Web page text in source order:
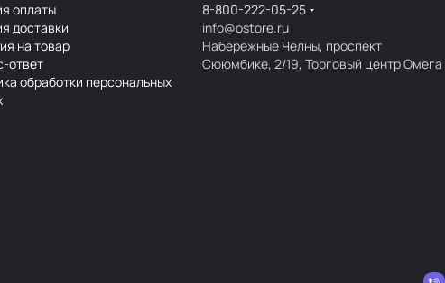
оплаты
доставки
на товар
ответ
обработки персональных
8-800-222-05-25
info@ostore.ru
Набережные Челны, проспект
Сююмбике, 2/19, Торговый центр Омега